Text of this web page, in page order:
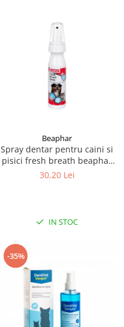
Beaphar
Spray dentar pentru caini si
pisici fresh breath beaphar
150ml
30,20 Lei
IN STOC
-35%